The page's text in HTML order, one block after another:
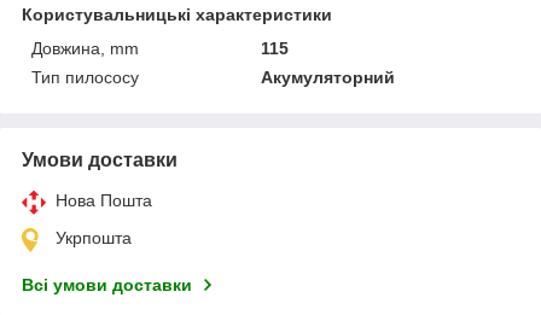
Користувальницькі характеристики
Довжина, mm
115
Тип пилососу
Акумуляторний
Умови доставки
Нова Пошта
Укрпошта
Всі умови доставки